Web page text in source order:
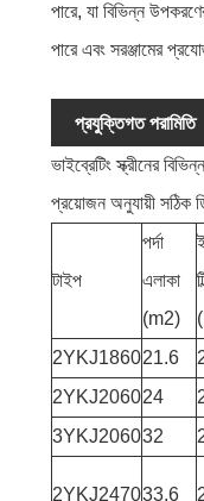
পারে, যা বিভিন্ন
পারে এবং সরঞ্জামের
প্রযুক্তিগত পরামিতি
ভাইব্রেটিং স্ক্রীনের
প্রয়োজন অনুযায়ী সঠিক
টাইপ
পর্দা
এলাকা
(m2)
2YKJ186021.6
2YKJ206024
3YKJ206032
2YKJ247033.6